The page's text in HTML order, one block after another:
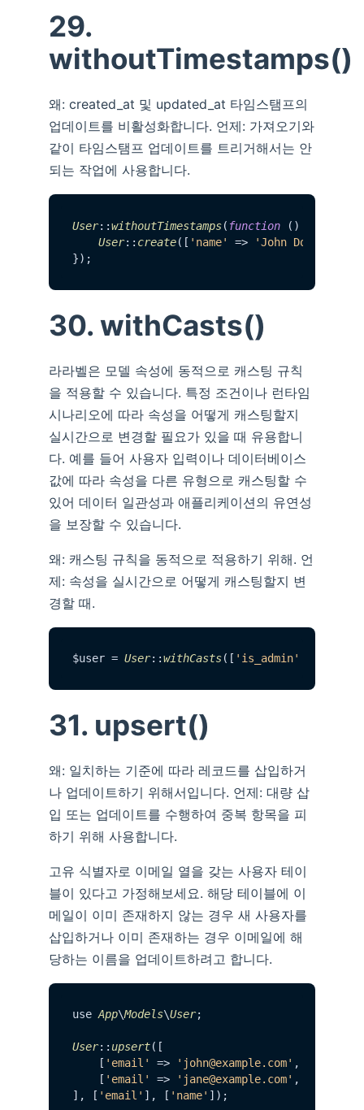
29.
withoutTimestamps()
왜: created_at 및 updated_at 타임스탬프의
업데이트를 비활성화합니다. 언제: 가져오기와
같이 타임스탬프 업데이트를 트리거해서는 안
되는 작업에 사용합니다.
User::withoutTimestamps( function ( ) {
User:: create([ 'name' => 'John Doe'
30. withCasts()
라라벨은 모델 속성에 동적으로 캐스팅 규칙
을 적용할 수 있습니다. 특정 조건이나 런타임
시나리오에 따라 속성을 어떻게 캐스팅할지
실시간으로 변경할 필요가 있을 때 유용합니
다. 예를 들어 사용자 입력이나 데이터베이스
값에 따라 속성을 다른 유형으로 캐스팅할 수
있어 데이터 일관성과 애플리케이션의 유연성
을 보장할 수 있습니다.
왜: 캐스팅 규칙을 동적으로 적용하기 위해. 언
제: 속성을 실시간으로 어떻게 캐스팅할지 변
경할 때.
$user = User::withCasts([ 'is_admin'
31. upsert()
왜: 일치하는 기준에 따라 레코드를 삽입하거
나 업데이트하기 위해서입니다. 언제: 대량 삽
입 또는 업데이트를 수행하여 중복 항목을 피
하기 위해 사용합니다.
고유 식별자로 이메일 열을 갖는 사용자 테이
블이 있다고 가정해보세요. 해당 테이블에 이
메일이 이미 존재하지 않는 경우 새 사용자를
삽입하거나 이미 존재하는 경우 이메일에 해
당하는 이름을 업데이트하려고 합니다.
use App\Models\User;
User:: upsert([
    [
'email' => 'john@example.com' ,
    [
'email' => 'jane@example.com' ,
], [ 'email' ], [ 'name'